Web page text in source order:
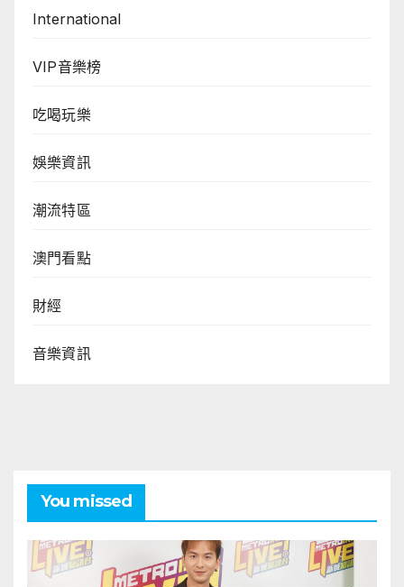
International
VIP音樂榜
吃喝玩樂
娛樂資訊
潮流特區
澳門看點
財經
音樂資訊
You missed